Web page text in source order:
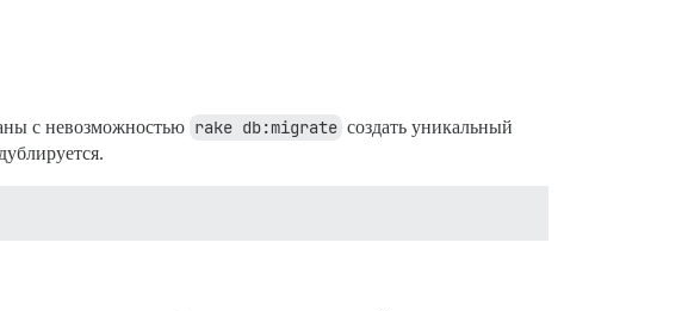
с невозможностью rake db:migrate создать уникальный